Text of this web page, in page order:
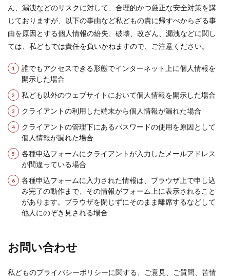
ん、漏洩などのリスクに対して、合理的かつ厳正な安全対策を講
じておりますが、以下の事由など私どもの責に帰すべからざる事
由を原因とする個人情報の紛失、破壊、改ざん、漏洩などに関し
ては、私どもでは責任を負いかねますので、ご注意ください。
誰でもアクセスできる形態でインターネット上に個人情報を
開示した場合
私ども以外のウェブサイトにおいて個人情報を開示した場合
クライアントの利用した端末から個人情報が漏れた場合
クライアントの管理下にあるパスワードの使用を原因として
個人情報が漏れた場合
各種申込フォームにクライアントが入力したメールアドレス
が間違っている場合
各種申込フォームに入力された情報は、ブラウザ上で申し込
み完了の動作まで、その情報がフォーム上に表示されること
があります。ブラウザを閉じずにそのまま離席するなどして
他人にのぞき見される場合
お問い合わせ
私どものプライバシーポリシーに関する、ご意見、ご質問、苦情